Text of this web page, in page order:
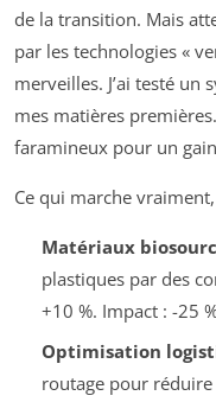
de la transition. Mais
par les technologies «
merveilles. J’ai testé
mes matières
faramineux pour un
Ce qui marche
Matériaux
plastiques par des
+10 %. Impact : -25
Optimisation
routage pour réduire